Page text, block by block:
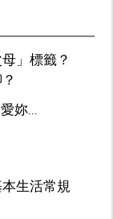
」標籤？
妳...
生活常規